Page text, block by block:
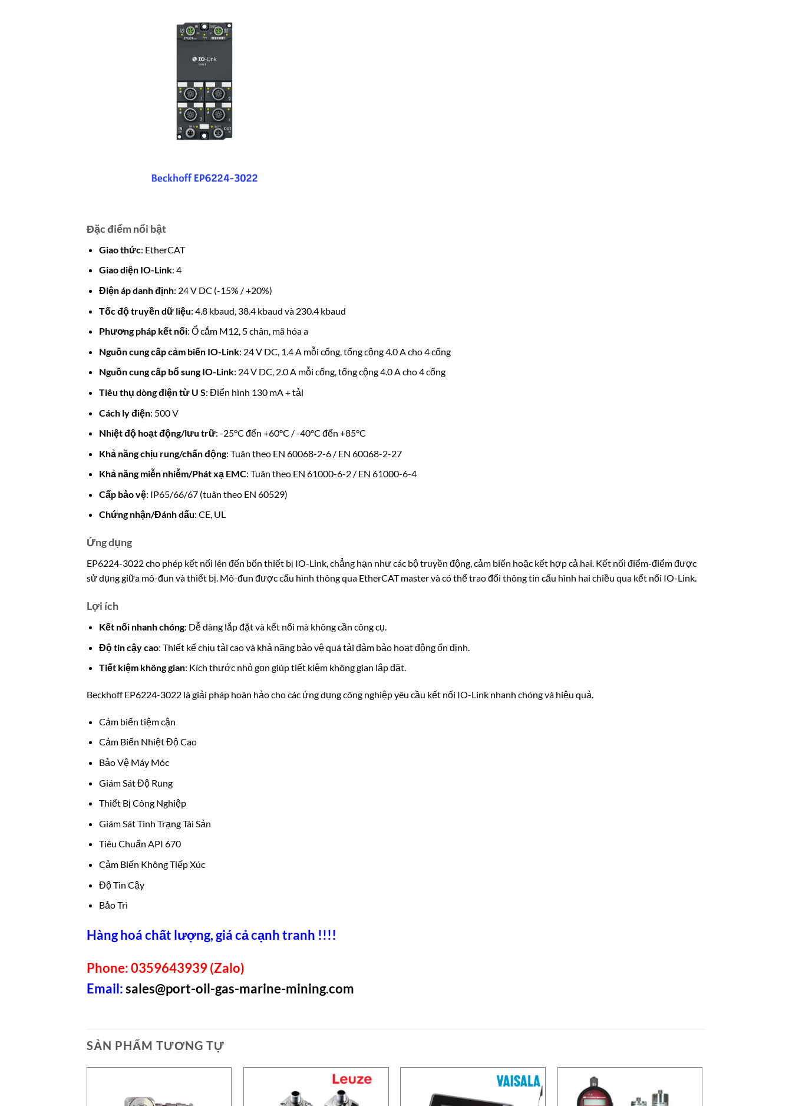
Đặc điểm nổi bật
Giao thức: EtherCAT
Giao diện IO-Link: 4
Điện áp danh định: 24 V DC (-15% / +20%)
Tốc độ truyền dữ liệu: 4.8 kbaud, 38.4 kbaud và 230.4 kbaud
Phương pháp kết nối: Ổ cắm M12, 5 chân, mã hóa a
Nguồn cung cấp cảm biến IO-Link: 24 V DC, 1.4 A mỗi cổng, tổng cộng 4.0 A cho 4 cổng
Nguồn cung cấp bổ sung IO-Link: 24 V DC, 2.0 A mỗi cổng, tổng cộng 4.0 A cho 4 cổng
Tiêu thụ dòng điện từ U S: Điển hình 130 mA + tải
Cách ly điện: 500 V
Nhiệt độ hoạt động/lưu trữ: -25°C đến +60°C / -40°C đến +85°C
Khả năng chịu rung/chấn động: Tuân theo EN 60068-2-6 / EN 60068-2-27
Khả năng miễn nhiễm/Phát xạ EMC: Tuân theo EN 61000-6-2 / EN 61000-6-4
Cấp bảo vệ: IP65/66/67 (tuân theo EN 60529)
Chứng nhận/Đánh dấu: CE, UL
Ứng dụng
EP6224-3022 cho phép kết nối lên đến bốn thiết bị IO-Link, chẳng hạn như các bộ truyền động, cảm biến hoặc kết hợp cả hai. Kết nối điểm-điểm được
sử dụng giữa mô-đun và thiết bị. Mô-đun được cấu hình thông qua EtherCAT master và có thể trao đổi thông tin cấu hình hai chiều qua kết nối IO-Link.
Lợi ích
Kết nối nhanh chóng: Dễ dàng lắp đặt và kết nối mà không cần công cụ.
Độ tin cậy cao: Thiết kế chịu tải cao và khả năng bảo vệ quá tải đảm bảo hoạt động ổn định.
Tiết kiệm không gian: Kích thước nhỏ gọn giúp tiết kiệm không gian lắp đặt.
Beckhoff EP6224-3022 là giải pháp hoàn hảo cho các ứng dụng công nghiệp yêu cầu kết nối IO-Link nhanh chóng và hiệu quả.
Cảm biến tiệm cận
Cảm Biến Nhiệt Độ Cao
Bảo Vệ Máy Móc
Giám Sát Độ Rung
Thiết Bị Công Nghiệp
Giám Sát Tình Trạng Tài Sản
Tiêu Chuẩn API 670
Cảm Biến Không Tiếp Xúc
Độ Tin Cậy
Bảo Trì
Hàng hoá chất lượng, giá cả cạnh tranh !!!!
Phone: 0359643939 (Zalo)
Email:sales@port-oil-gas-marine-mining.com
SẢN PHẨM TƯƠNG TỰ